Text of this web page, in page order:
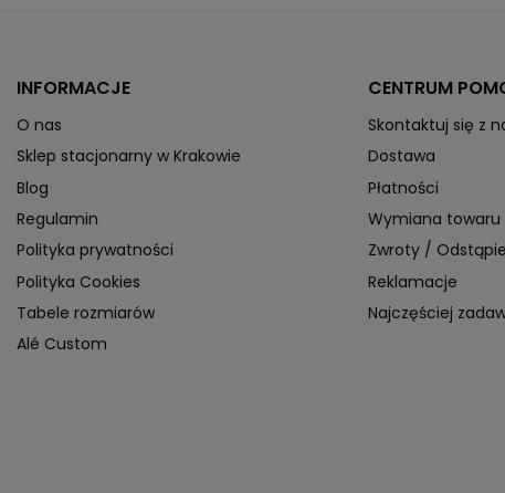
INFORMACJE
O nas
Sklep stacjonarny w Krakowie
Blog
Regulamin
Polityka prywatności
Polityka Cookies
Tabele rozmiarów
Alé Custom
CENTRUM
Skontaktuj się z
Dostawa
Płatności
Wymiana towaru
Zwroty /
Reklamacje
Najczęściej